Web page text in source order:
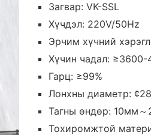
Загвар: VK-SSL
Хүчдэл: 220V/50Hz
Эрчим хүчний
Хүчин чадал:
Гарц: ≥99%
Лонхны диаметр:
Тагны өндөр: 10мм
Тохиромжтой